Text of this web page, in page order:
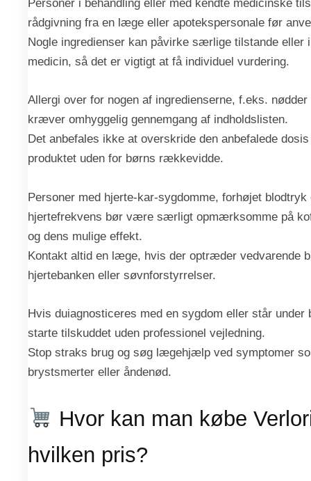
rådgivning fra en læge eller apotekspersonale før
Nogle ingredienser kan påvirke særlige tilstande eller
medicin, så det er vigtigt at få individuel vurdering.
Allergi over for nogen af ingredienserne, f.eks.
kræver omhyggelig gennemgang af indholdslisten.
Det anbefales ikke at overskride den anbefalede
produktet uden for børns rækkevidde.
Personer med hjerte-kar-sygdomme, forhøjet
hjertefrekvens bør være særligt opmærksomme på
og dens mulige effekt.
Kontakt altid en læge, hvis der optræder vedvarende
hjertebanken eller søvnforstyrrelser.
Hvis duiagnosticeres med en sygdom eller står under
starte tilskuddet uden professionel vejledning.
Stop straks brug og søg lægehjælp ved symptomer
brystsmerter eller åndenød.
Hvor kan man købe
hvilken pris?